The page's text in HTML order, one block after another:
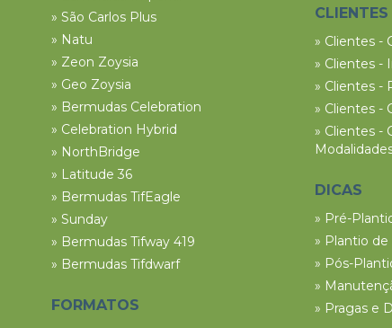
» São Carlos Plus
» Natu
» Zeon Zoysia
» Geo Zoysia
» Bermudas Celebration
» Celebration Hybrid
» NorthBridge
» Latitude 36
» Bermudas TifEagle
» Sunday
» Bermudas Tifway 419
» Bermudas Tifdwarf
FORMATOS
CLIENTES
» Clientes -
» Clientes -
» Clientes -
» Clientes -
» Clientes -
DICAS
» Pré-
» Plantio de
» Pós-
»
» Pragas e